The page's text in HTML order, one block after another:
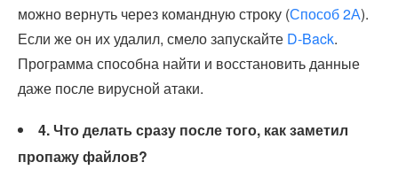
можно вернуть через командную строку (Способ 2А).
Если же он их удалил, смело запускайте D-Back.
Программа способна найти и восстановить данные
даже после вирусной атаки.
4. Что делать сразу после того, как заметил
пропажу файлов?